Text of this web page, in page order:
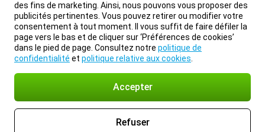
des fins de marketing. Ainsi, nous pouvons vous proposer des
publicités pertinentes. Vous pouvez retirer ou modifier votre
consentement à tout moment. Il vous suffit de faire défiler la
page vers le bas et de cliquer sur ‘Préférences de cookies’
dans le pied de page. Consultez notre politique de
confidentialité et politique relative aux cookies
Accepter
Refuser